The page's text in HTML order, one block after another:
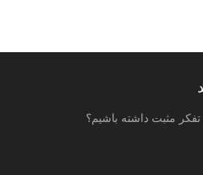
مثبت داشته باشیم؟